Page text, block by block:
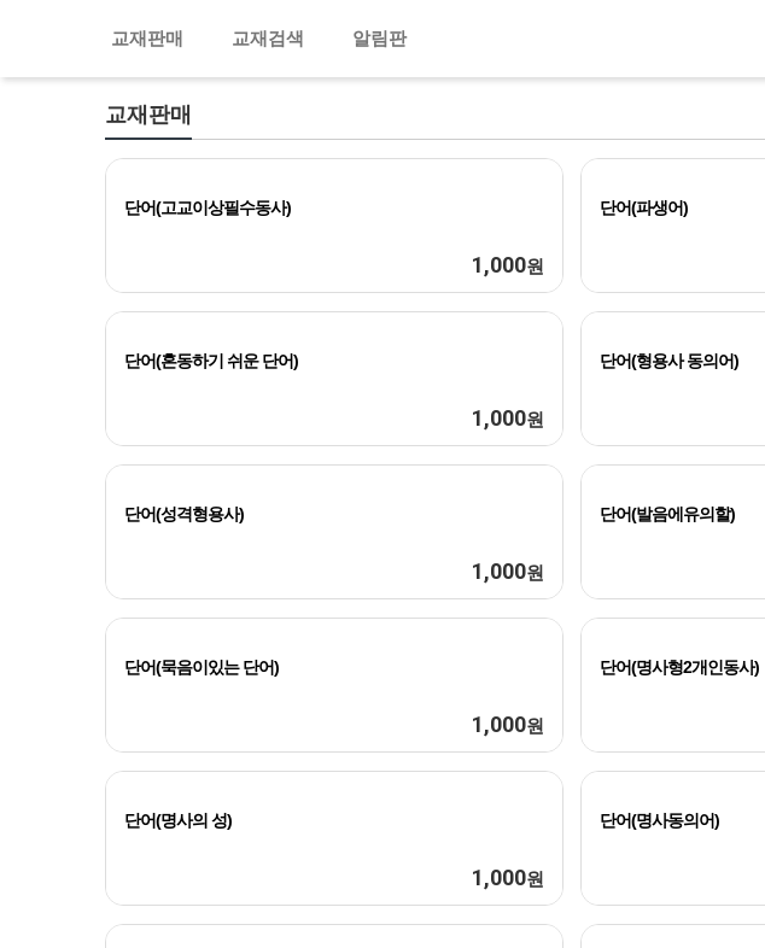
교재판매 교재검색 알림판
교재판매
단어(고교이상필수동사)
1,000원
단어(파생어)
단어(혼동하기 쉬운 단어)
1,000원
단어(형용사 동의어)
단어(성격형용사)
1,000원
단어(발음에유의할)
단어(묵음이있는 단어)
1,000원
단어(명사형2개인동사)
단어(명사의 성)
1,000원
단어(명사동의어)